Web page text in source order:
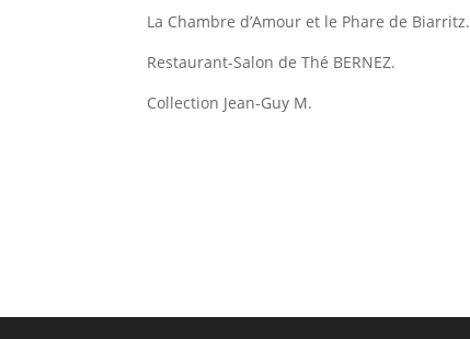
La Chambre d’Amour et le Phare de Biarritz.
Restaurant-Salon de Thé BERNEZ.
Collection Jean-Guy M.